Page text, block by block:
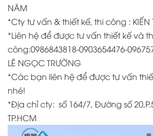
NĂM
*Cty tư vấn & thiết kế, thi công : KIẾN
*Liên hệ để được tư vấn thiết kế và
công:0986843818-0903654476-
LÊ NGỌC TRƯỜNG
*Các bạn liên hệ để được tư vấn
nhé!
*Địa chỉ cty: số 164/7, Đường số
TP.HCM